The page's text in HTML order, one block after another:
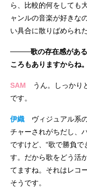
ら、比較的何をしても
ャンルの音楽が好きな
い具合に散りばめられ
────歌の存在感があ
ころもありますからね。
SAM うん。しっかり
です。
伊織 ヴィジュアル系
チャーされがちだし、
ですけど、“歌で勝負
す。だから歌をどう活
てますね。それはレコ
そうです。